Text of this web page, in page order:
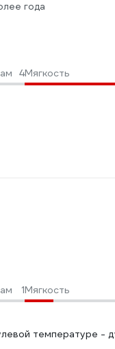
года
4Мягкость
1Мягкость
температуре -